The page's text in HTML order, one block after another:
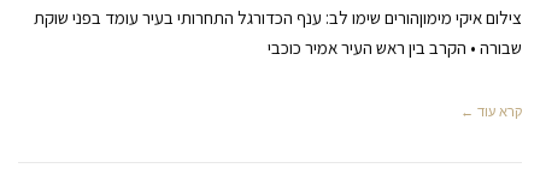
צילום איקי מימוןהורים שימו לב: ענף הכדורגל התחרותי בעיר עומד בפני שוקת
שבורה • הקרב בין ראש העיר אמיר כוכבי
קרא עוד ←